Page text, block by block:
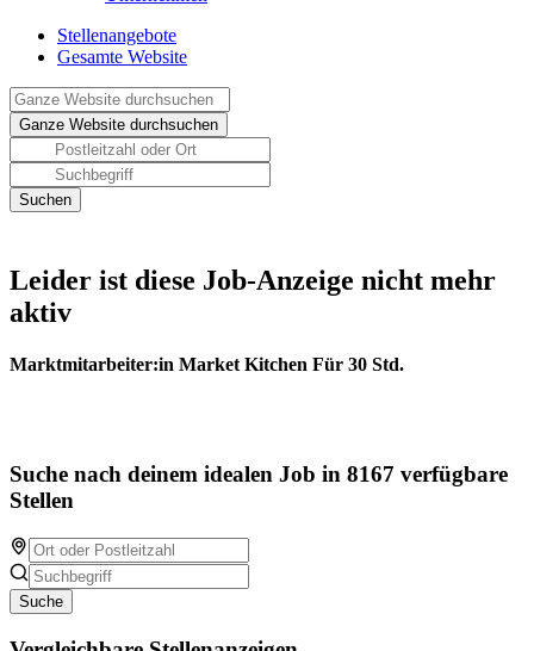
Stellenangebote
Gesamte Website
Leider ist diese Job-Anzeige nicht mehr
aktiv
Marktmitarbeiter:in Market Kitchen Für 30 Std.
Suche nach deinem idealen Job in 8167 verfügbare
Stellen
Suche